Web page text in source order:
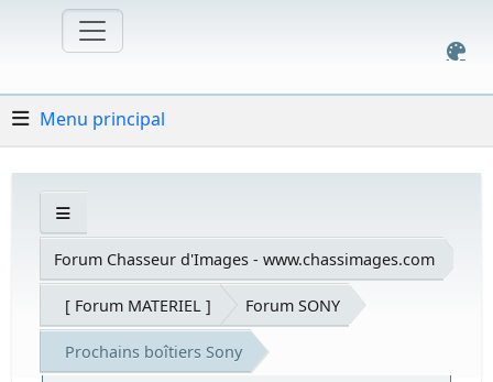
Menu principal
Forum Chasseur d'Images - www.chassimages.com
[ Forum MATERIEL ] Forum SONY
Prochains boîtiers Sony